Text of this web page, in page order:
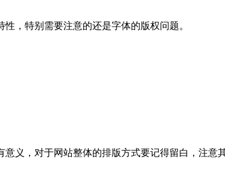
，特别需要注意的还是字体的版权问题。
义，对于网站整体的排版方式要记得留白，注意